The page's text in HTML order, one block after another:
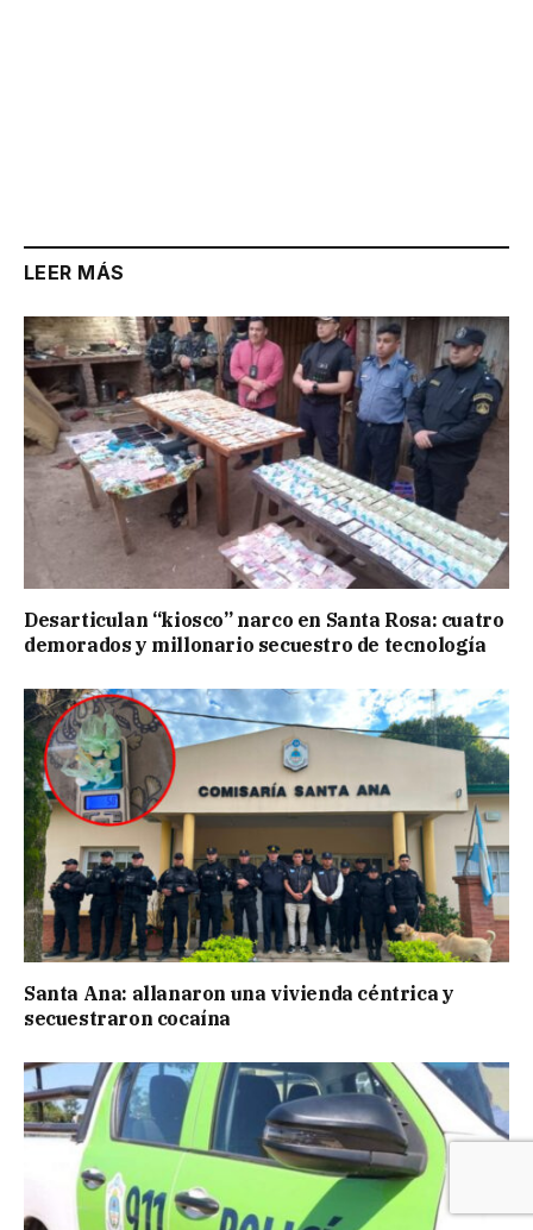
LEER MÁS
Desarticulan “kiosco” narco en Santa Rosa: cuatro
demorados y millonario secuestro de tecnología
Santa Ana: allanaron una vivienda céntrica y
secuestraron cocaína